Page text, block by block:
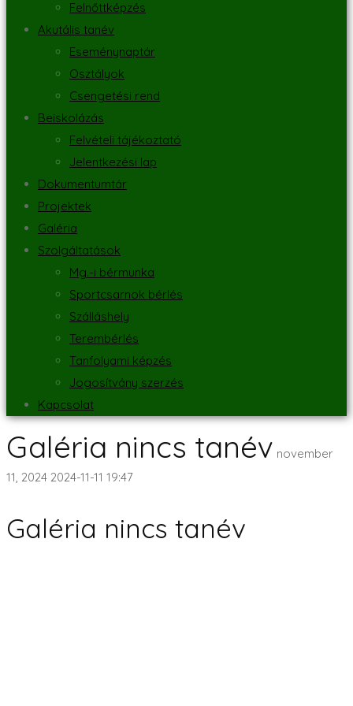
Felnőttképzés
Akutális tanév
Eseménynaptár
Osztályok
Csengetési rend
Beiskolázás
Felvételi tájékoztató
Jelentkezési lap
Dokumentumtár
Projektek
Galéria
Szolgáltatások
Mg.-i bérmunka
Sportcsarnok bérlés
Szálláshely
Terembérlés
Tanfolyami képzés
Jogosítvány szerzés
Kapcsolat
Galéria nincs tanév november
11, 2024 2024-11-11 19:47
Galéria nincs tanév